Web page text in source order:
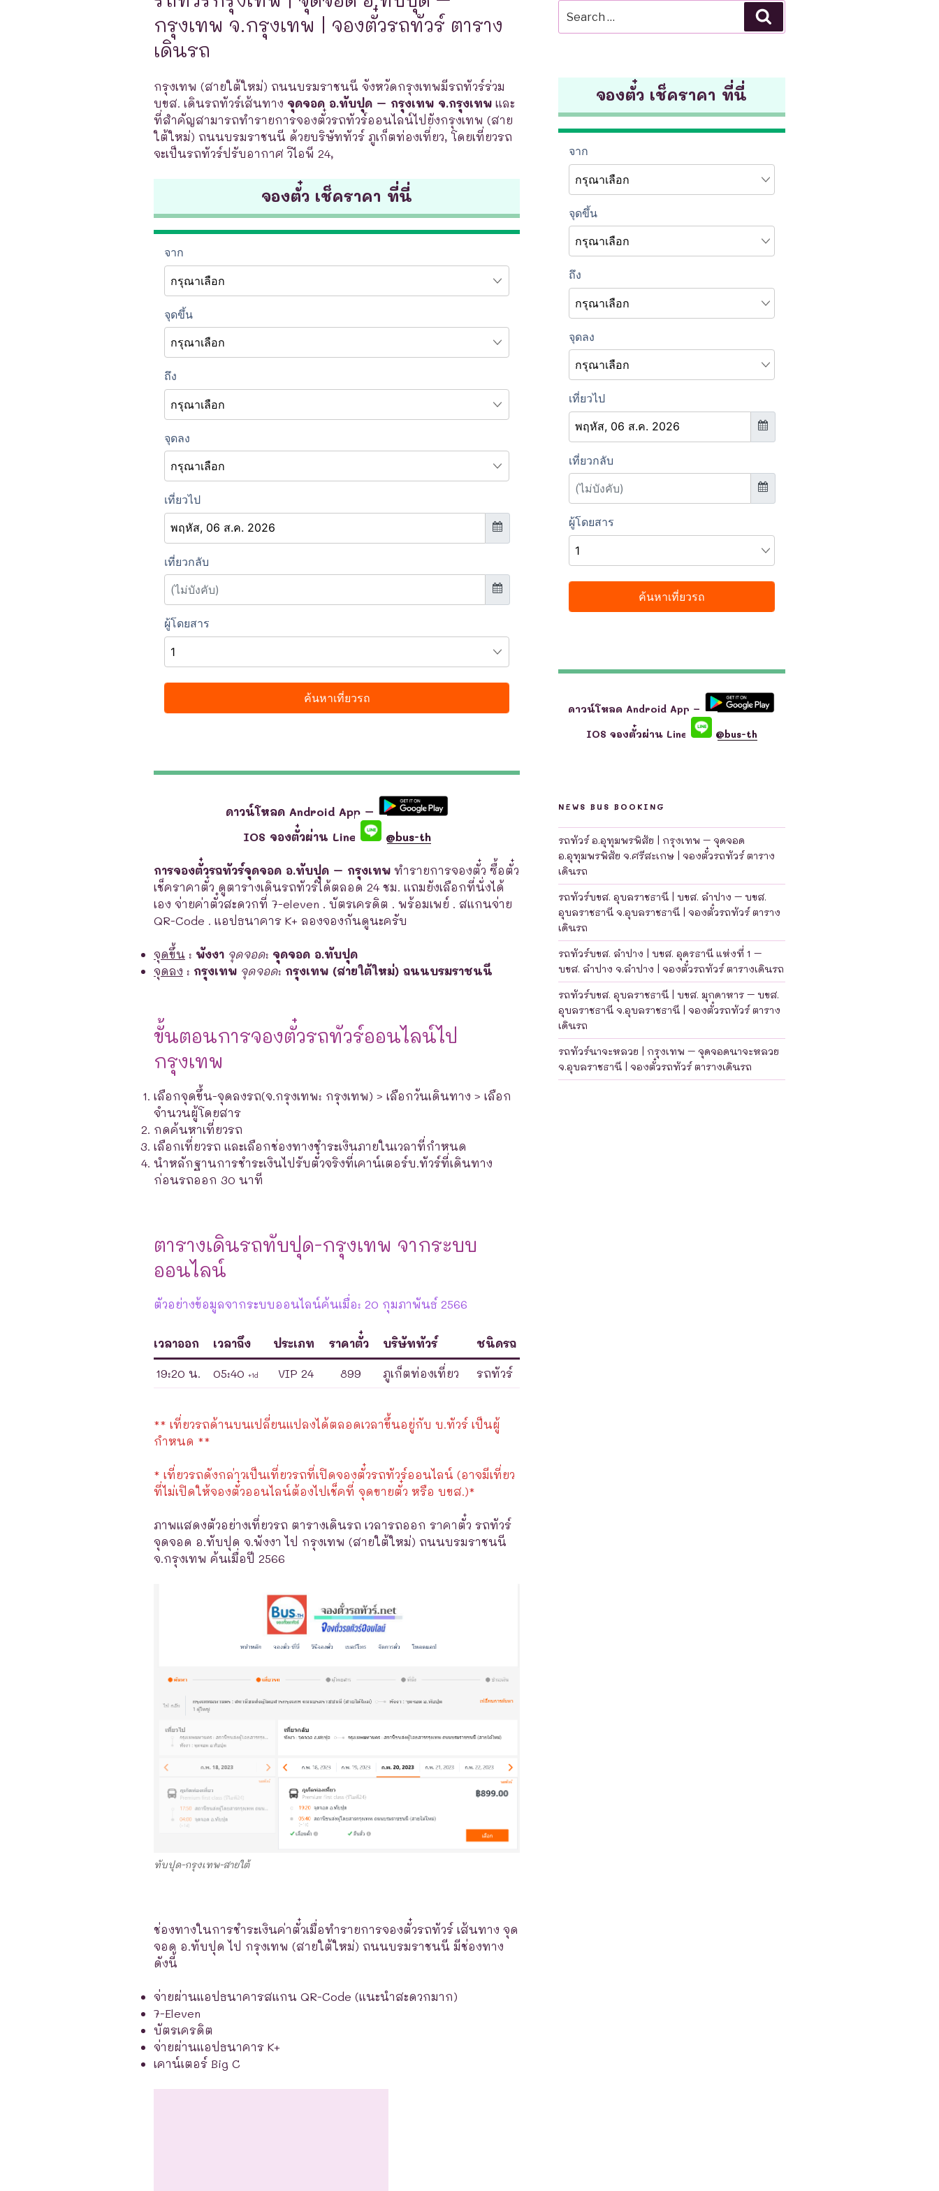
กรุงเทพ จ.กรุงเทพ | จองตั๋วรถทัวร์ ตาราง
เดินรถ
กรุงเทพ (สายใต้ใหม่) ถนนบรมราชนนี จังหวัดกรุงเทพมีรถทัวร์ร่วม
บขส. เดินรถทัวร์เส้นทาง จุดจอด อ.ทับปุด – กรุงเทพ จ.กรุงเทพ และ
ที่สำคัญสามารถทำรายการจองตั๋วรถทัวร์ออนไลน์ไปยังกรุงเทพ (สาย
ใต้ใหม่) ถนนบรมราชนนี ด้วยบริษัททัวร์ ภูเก็ตท่องเที่ยว, โดยเที่ยวรถ
จะเป็นรถทัวร์ปรับอากาศ วิไอพี 24,
จองตั๋ว เช็คราคา ที่นี่
ดาวน์โหลด Android App –
IOS จองตั๋วผ่าน Line
@bus-th
การจองตั๋วรถทัวร์จุดจอด อ.ทับปุด – กรุงเทพ ทำรายการจองตั๋ว ซื้อตั๋ว
เช็คราคาตั๋ว ดูตารางเดินรถทัวร์ได้ตลอด 24 ชม. แถมยังเลือกที่นั่งได้
เอง จ่ายค่าตั๋วสะดวกที่ 7-eleven . บัตรเครดิต . พร้อมเพย์ . สแกนจ่าย
QR-Code . แอปธนาคาร K+ ลองจองกันดูนะครับ
จุดขึ้น : พังงา จุดจอด: จุดจอด อ.ทับปุด
จุดลง : กรุงเทพ จุดจอด: กรุงเทพ (สายใต้ใหม่) ถนนบรมราชนนี
ขั้นตอนการจองตั๋วรถทัวร์ออนไลน์ไป
กรุงเทพ
เลือกจุดขึ้น-จุดลงรถ(จ.กรุงเทพ: กรุงเทพ) > เลือกวันเดินทาง > เลือก
จำนวนผู้โดยสาร
กดค้นหาเที่ยวรถ
เลือกเที่ยวรถ และเลือกช่องทางชำระเงินภายในเวลาที่กำหนด
นำหลักฐานการชำระเงินไปรับตั๋วจริงที่เคาน์เตอร์บ.ทัวร์ที่เดินทาง
ก่อนรถออก 30 นาที
ตารางเดินรถทับปุด-กรุงเทพ จากระบบ
ออนไลน์
ตัวอย่างข้อมูลจากระบบออนไลน์ค้นเมื่อ: 20 กุมภาพันธ์ 2566
เวลาออก เวลาถึง ประเภท ราคาตั๋ว บริษัททัวร์ ชนิดรถ
19:20 น. 05:40 +1d VIP 24 899 ภูเก็ตท่องเที่ยว รถทัวร์
** เที่ยวรถด้านบนเปลี่ยนแปลงได้ตลอดเวลาขึ้นอยู่กับ บ.ทัวร์ เป็นผู้
กำหนด **
* เที่ยวรถดังกล่าวเป็นเที่ยวรถที่เปิดจองตั๋วรถทัวร์ออนไลน์ (อาจมีเที่ยว
ที่ไม่เปิดให้จองตั๋วออนไลน์ต้องไปเช็คที่ จุดขายตั๋ว หรือ บขส.)*
ภาพแสดงตัวอย่างเที่ยวรถ ตารางเดินรถ เวลารถออก ราคาตั๋ว รถทัวร์
จุดจอด อ.ทับปุด จ.พังงา ไป กรุงเทพ (สายใต้ใหม่) ถนนบรมราชนนี
จ.กรุงเทพ ค้นเมื่อปี 2566
ทับปุด-กรุงเทพ-สายใต้
ช่องทางในการชำระเงินค่าตั๋วเมื่อทำรายการจองตั๋วรถทัวร์ เส้นทาง จุด
จอด อ.ทับปุด ไป กรุงเทพ (สายใต้ใหม่) ถนนบรมราชนนี มีช่องทาง
ดังนี้
จ่ายผ่านแอปธนาคารสแกน QR-Code (แนะนำสะดวกมาก)
7-Eleven
บัตรเครดิต
จ่ายผ่านแอปธนาคาร K+
เคาน์เตอร์ Big C
for:
จองตั๋ว เช็คราคา ที่นี่
ดาวน์โหลด Android App –
IOS จองตั๋วผ่าน Line
@bus-th
NEWS BUS BOOKING
รถทัวร์ อ.อุทุมพรพิสัย | กรุงเทพ – จุดจอด
อ.อุทุมพรพิสัย จ.ศรีสะเกษ | จองตั๋วรถทัวร์ ตาราง
เดินรถ
รถทัวร์บขส. อุบลราชธานี | บขส. ลำปาง – บขส.
อุบลราชธานี จ.อุบลราชธานี | จองตั๋วรถทัวร์ ตาราง
เดินรถ
รถทัวร์บขส. ลำปาง | บขส. อุดรธานี แห่งที่ 1 –
บขส. ลำปาง จ.ลำปาง | จองตั๋วรถทัวร์ ตารางเดินรถ
รถทัวร์บขส. อุบลราชธานี | บขส. มุกดาหาร – บขส.
อุบลราชธานี จ.อุบลราชธานี | จองตั๋วรถทัวร์ ตาราง
เดินรถ
รถทัวร์นาจะหลวย | กรุงเทพ – จุดจอดนาจะหลวย
จ.อุบลราชธานี | จองตั๋วรถทัวร์ ตารางเดินรถ